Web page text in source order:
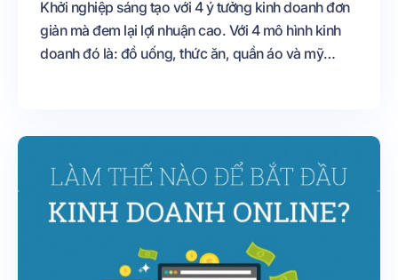
Khởi nghiệp sáng tạo với 4 ý tưởng kinh doanh đơn
giản mà đem lại lợi nhuận cao. Với 4 mô hình kinh
doanh đó là: đồ uống, thức ăn, quần áo và mỹ